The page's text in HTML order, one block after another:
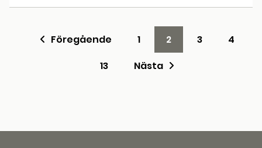
Föregående 1 2 3
4
13
Nästa